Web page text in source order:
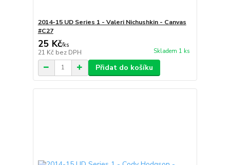
2014-15 UD Series 1 - Valeri Nichushkin - Canvas
#C27
25 Kč/ks
21 Kč bez DPH Skladem 1 ks
Přidat do košíku